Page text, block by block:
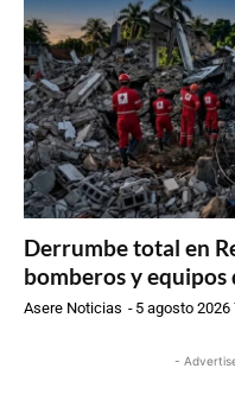
Derrumbe total en
bomberos y equipos
Asere Noticias - 5 agosto 2026
-